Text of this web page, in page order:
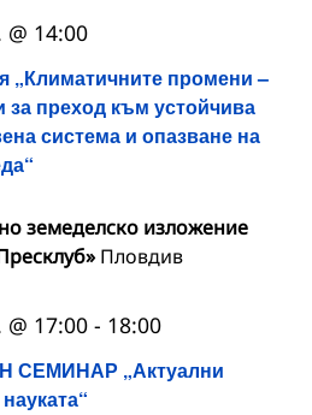
„Климатичните промени –
преход към устойчива
система и опазване на
@ 14:00
земеделско изложение
Пловдив
СЕМИНАР „Актуални
@ 17:00 - 18:00